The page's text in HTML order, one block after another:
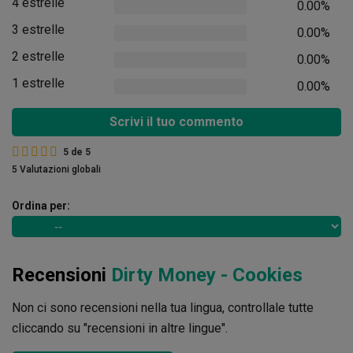
0.00%
3 estrelle
0.00%
2 estrelle
0.00%
1 estrelle
0.00%
Scrivi il tuo commento
5 de 5
5 Valutazioni globali
Ordina per:
Recensioni Dirty Money - Cookies
Non ci sono recensioni nella tua lingua, controllale tutte
cliccando su "recensioni in altre lingue".